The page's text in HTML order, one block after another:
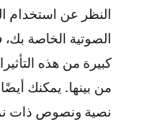
النظر عن استخدام
من بينها. يمكنك
نصية ونصوص ذات